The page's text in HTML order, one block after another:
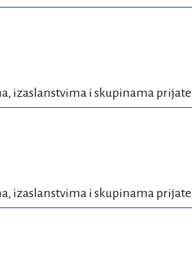
izaslanstvima i skupinama
izaslanstvima i skupinama